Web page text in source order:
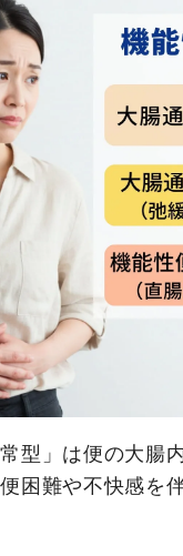
常型」は便の大腸
困難や不快感を